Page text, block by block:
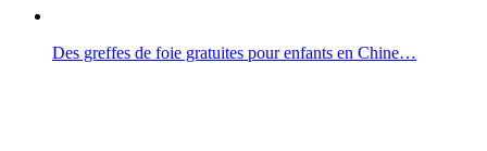
Des greffes de foie gratuites pour enfants en Chine…